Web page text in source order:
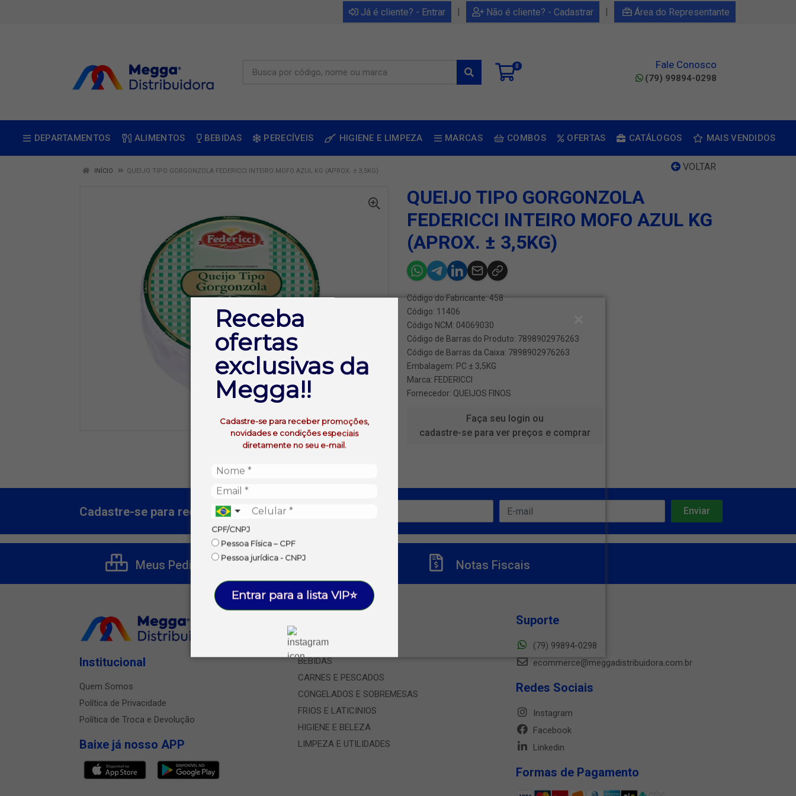
Receba
ofertas
exclusivas da
Megga!!
Cadastre-se para receber promoções,
novidades e condições especiais
diretamente no seu e-mail.
CPF/CNPJ
Pessoa Física – CPF
Pessoa jurídica - CNPJ
Entrar para a lista VIP⭐
Já é cliente? - Entrar | Não é cliente? - Cadastrar | Área do Representante
0 Fale Conosco
(79) 99894-0298
DEPARTAMENTOS ALIMENTOS BEBIDAS PERECÍVEIS HIGIENE E LIMPEZA MARCAS COMBOS OFERTAS CATÁLOGOS MAIS VENDIDOS
VOLTAR
INÍCIO QUEIJO TIPO GORGONZOLA FEDERICCI INTEIRO MOFO AZUL KG (APROX. ± 3,5KG)
QUEIJO TIPO GORGONZOLA
FEDERICCI INTEIRO MOFO AZUL KG
(APROX. ± 3,5KG)
Código do Fabricante: 458
Código: 11406
Código NCM: 04069030
Código de Barras do Produto: 7898902976263
Código de Barras da Caixa: 7898902976263
Embalagem: PC ± 3,5KG
Marca: FEDERICCI
Fornecedor: QUEIJOS FINOS
Faça seu login ou
cadastre-se para ver preços e comprar
Cadastre-se para receber nossas ofertas!
Meus Pedidos Notas Fiscais
Institucional
Quem Somos
Política de Privacidade
Política de Troca e Devolução
Baixe já nosso APP
ALIMENTOS
BEBIDAS
CARNES E PESCADOS
CONGELADOS E SOBREMESAS
FRIOS E LATICINIOS
HIGIENE E BELEZA
LIMPEZA E UTILIDADES
Suporte
(79) 99894-0298
ecommerce@meggadistribuidora.com.br
Redes Sociais
Instagram
Facebook
Linkedin
Formas de Pagamento